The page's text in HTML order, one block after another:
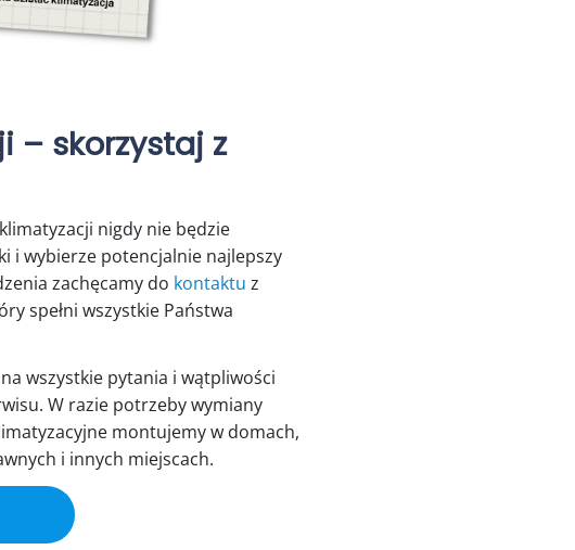
– skorzystaj z
nigdy nie będzie
i wybierze potencjalnie najlepszy
zachęcamy do kontaktu z
spełni wszystkie Państwa
wszystkie pytania i wątpliwości
W razie potrzeby wymiany
montujemy w domach,
i innych miejscach.